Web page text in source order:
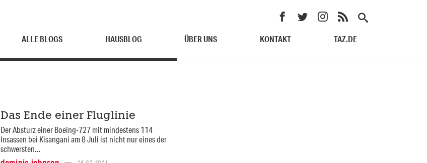
ALLE BLOGS HAUSBLOG ÜBER UNS KONTAKT TAZ.DE
Das Ende einer Fluglinie
Der Absturz einer Boeing-727 mit mindestens 114
Insassen bei Kisangani am 8 Juli ist nicht nur eines der
schwersten...